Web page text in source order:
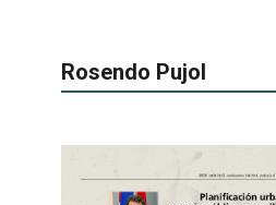
Rosendo Pujol